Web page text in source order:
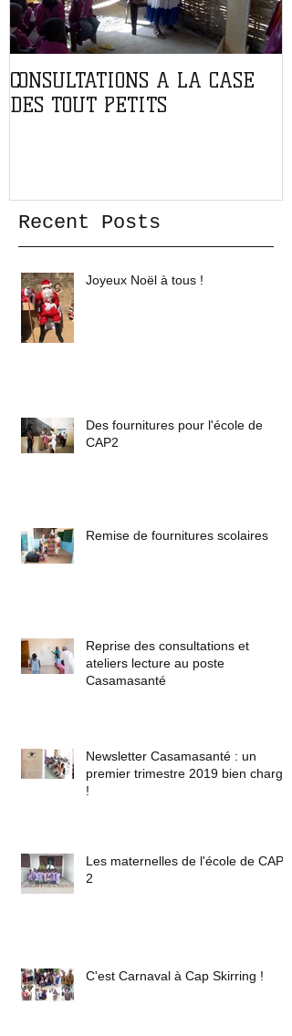
CONSULTATIONS A LA CASE
DES TOUT PETITS
Recent Posts
Joyeux Noël à tous !
Des fournitures pour l'école de
CAP2
Remise de fournitures scolaires
Reprise des consultations et
ateliers lecture au poste
Casamasanté
Newsletter Casamasanté : un
premier trimestre 2019 bien chargé
!
Les maternelles de l'école de CAP
2
C'est Carnaval à Cap Skirring !